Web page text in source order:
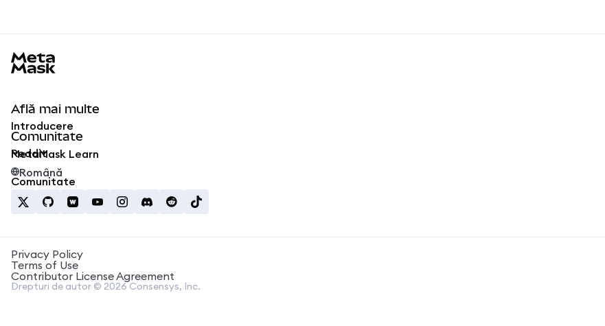
Află mai multe
Introducere
MetaMask Learn
Comunitate
Reddit
Comunitate
Română
Privacy Policy
Terms of Use
Contributor License Agreement
Drepturi de autor © 2026 Consensys, Inc.